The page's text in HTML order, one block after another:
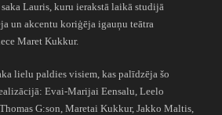
saka Lauris, kuru ierakstā laikā studijā
un akcentu koriģēja igauņu teātra
Maret Kukkur.
lielu paldies visiem, kas palīdzēja šo
Evai-Marijai Eensalu, Leelo
G:son, Maretai Kukkur, Jakko Maltis,